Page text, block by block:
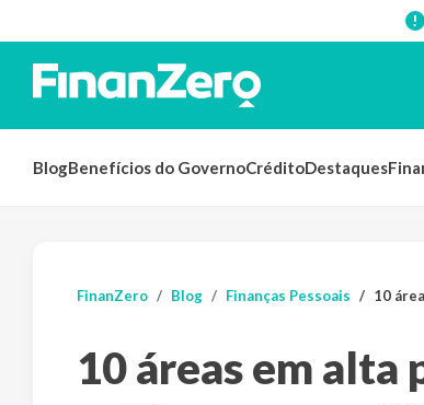
BlogBenefícios do GovernoCréditoDestaques
FinanZero Blog Finanças Pessoais 10
10 áreas em alta